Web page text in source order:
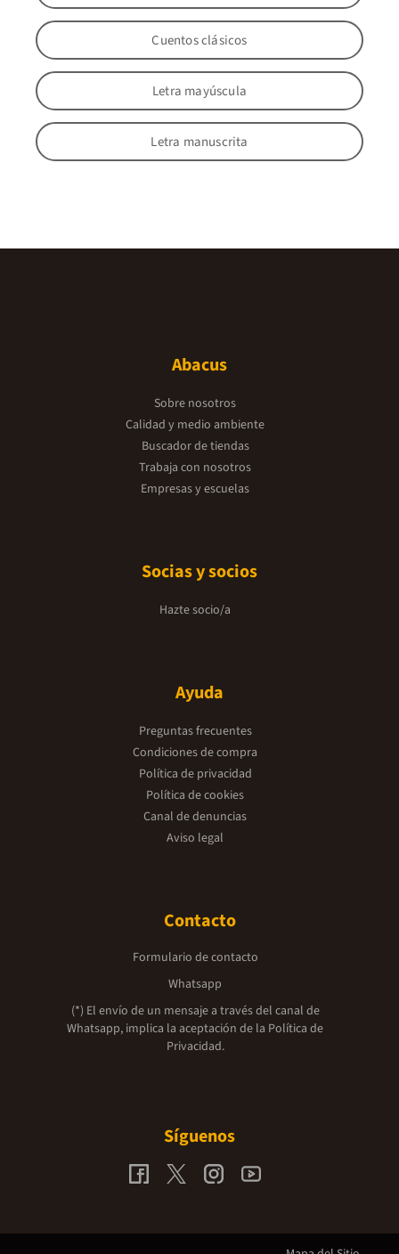
Cuentos clásicos
Letra mayúscula
Letra manuscrita
Abacus
Sobre nosotros
Calidad y medio ambiente
Buscador de tiendas
Trabaja con nosotros
Empresas y escuelas
Socias y socios
Hazte socio/a
Ayuda
Preguntas frecuentes
Condiciones de compra
Política de privacidad
Política de cookies
Canal de denuncias
Aviso legal
Contacto
Formulario de contacto
Whatsapp
(*) El envío de un mensaje a través del canal de
Whatsapp, implica la aceptación de la Política de
Privacidad.
Síguenos